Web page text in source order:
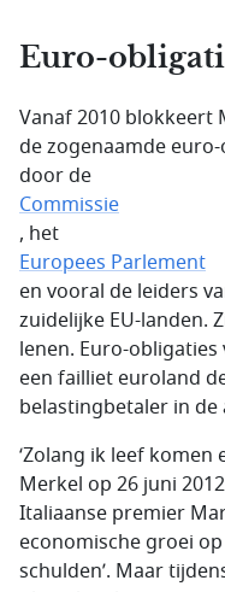
Euro-
Vanaf 2010 blokkeert
de zogenaamde
door de
Commissie
, het
Europees Parlement
en vooral de leiders
zuidelijke EU-landen.
lenen. Euro-
een failliet euroland
belastingbetaler in de
‘Zolang ik leef komen
Merkel op 26 juni
Italiaanse premier
economische groei
schulden’. Maar